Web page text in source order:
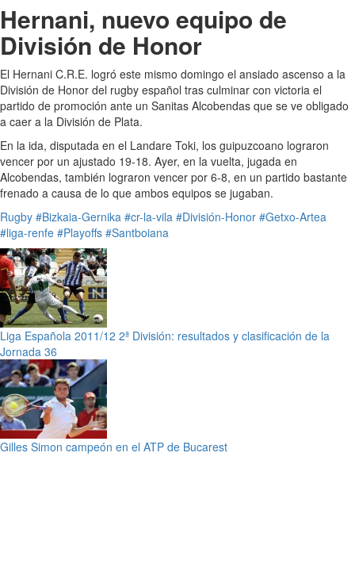
Hernani, nuevo equipo de
División de Honor
El Hernani C.R.E. logró este mismo domingo el ansiado ascenso a la
División de Honor del rugby español tras culminar con victoria el
partido de promoción ante un Sanitas Alcobendas que se ve obligado
a caer a la División de Plata.
En la ida, disputada en el Landare Toki, los guipuzcoano lograron
vencer por un ajustado 19-18. Ayer, en la vuelta, jugada en
Alcobendas, también lograron vencer por 6-8, en un partido bastante
frenado a causa de lo que ambos equipos se jugaban.
Rugby #Bizkaia-Gernika #cr-la-vila #División-Honor #Getxo-Artea
#liga-renfe #Playoffs #Santboiana
Liga Española 2011/12 2ª División: resultados y clasificación de la
Jornada 36
Gilles Simon campeón en el ATP de Bucarest